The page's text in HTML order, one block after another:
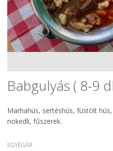
Babgulyás ( 8-9
Marhahús, sertéshús, füstölt
nokedli, fűszerek.
EGYÉGÁR